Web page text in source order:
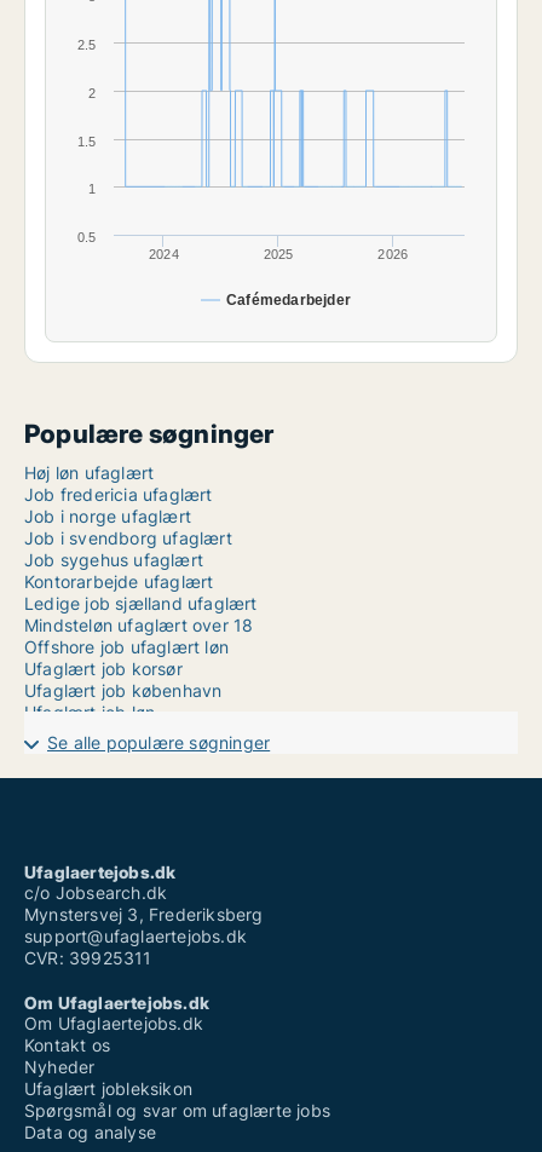
Cafémedarbejder
2024 2025 2026
0.5
1
1.5
2
2.5
Populære søgninger
Høj løn ufaglært
Job fredericia ufaglært
Job i norge ufaglært
Job i svendborg ufaglært
Job sygehus ufaglært
Kontorarbejde ufaglært
Ledige job sjælland ufaglært
Mindsteløn ufaglært over 18
Offshore job ufaglært løn
Ufaglært job korsør
Ufaglært job københavn
Ufaglært job løn
Ufaglært job silkeborg
Ufaglært job slagelse sygehus
Ufaglært mejerist løn
Ufaglært vicevært løn
Vikar ufaglært plejehjem
Se alle populære søgninger
Ufaglaertejobs.dk
c/o Jobsearch.dk
Mynstersvej 3, Frederiksberg
support@ufaglaertejobs.dk
CVR: 39925311
Om Ufaglaertejobs.dk
Om Ufaglaertejobs.dk
Kontakt os
Nyheder
Ufaglært jobleksikon
Spørgsmål og svar om ufaglærte jobs
Data og analyse